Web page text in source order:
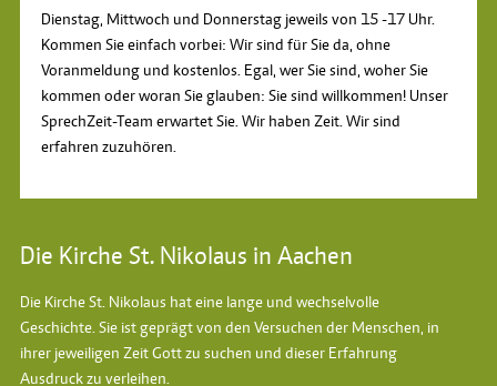
Dienstag, Mittwoch und Donnerstag jeweils von 15 -17 Uhr.
Kommen Sie einfach vorbei: Wir sind für Sie da, ohne
Voranmeldung und kostenlos. Egal, wer Sie sind, woher Sie
kommen oder woran Sie glauben: Sie sind willkommen! Unser
SprechZeit-Team erwartet Sie. Wir haben Zeit. Wir sind
erfahren zuzuhören.
Die Kirche St. Nikolaus in Aachen
Die Kirche St. Nikolaus hat eine lange und wechselvolle
Geschichte. Sie ist geprägt von den Versuchen der Menschen, in
ihrer jeweiligen Zeit Gott zu suchen und dieser Erfahrung
Ausdruck zu verleihen.